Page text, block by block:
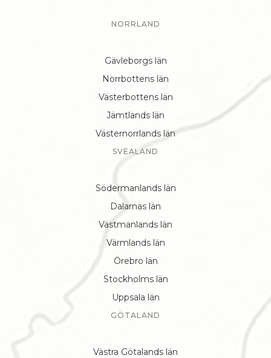
NORRLAND
Gävleborgs län
Norrbottens län
Västerbottens län
Jämtlands län
Västernorrlands län
SVEALAND
Södermanlands län
Dalarnas län
Västmanlands län
Värmlands län
Örebro län
Stockholms län
Uppsala län
GÖTALAND
Västra Götalands län